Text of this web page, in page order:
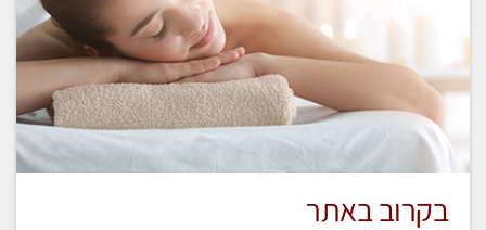
בקרוב באתר